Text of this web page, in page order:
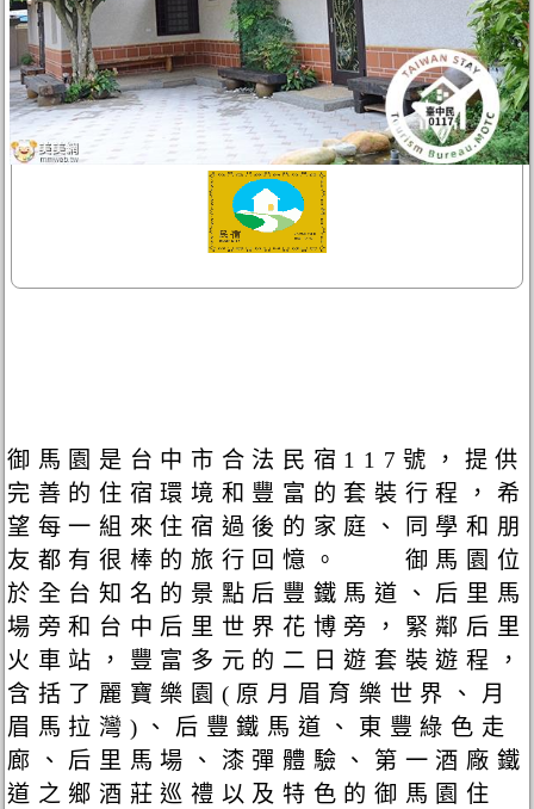
御馬園是台中市合法民宿117號，提供
完善的住宿環境和豐富的套裝行程，希
望每一組來住宿過後的家庭、同學和朋
友都有很棒的旅行回憶。 御馬園位
於全台知名的景點后豐鐵馬道、后里馬
場旁和台中后里世界花博旁，緊鄰后里
火車站，豐富多元的二日遊套裝遊程，
含括了麗寶樂園(原月眉育樂世界、月
眉馬拉灣)、后豐鐵馬道、東豐綠色走
廊、后里馬場、漆彈體驗、第一酒廠鐵
道之鄉酒莊巡禮以及特色的御馬園住